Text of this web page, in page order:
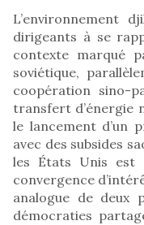
L’environnement
dirigeants à se
contexte marqué
soviétique,
coopération sino-
transfert d’énergie
le lancement d’un
avec des subsides
les États Unis est
convergence
analogue de deux
démocraties